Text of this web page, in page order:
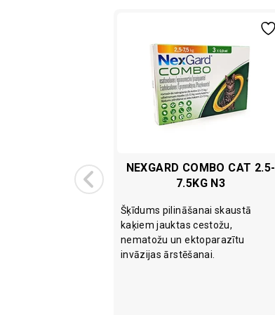
NEXGARD COMBO CAT 2.5-
7.5KG N3
Šķīdums pilināšanai skaustā
kaķiem jauktas cestožu,
nematožu un ektoparazītu
invāzijas ārstēšanai.